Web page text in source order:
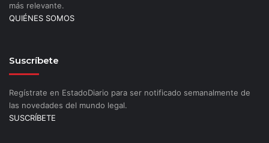
más relevante.
QUIÉNES SOMOS
Suscríbete
Regístrate en EstadoDiario para ser notificado semanalmente de
las novedades del mundo legal.
SUSCRÍBETE